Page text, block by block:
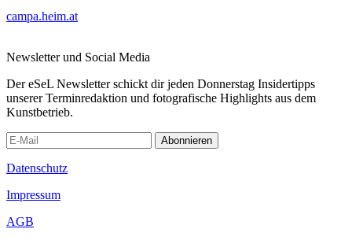
campa.heim.at
Newsletter und Social Media
Der eSeL Newsletter schickt dir jeden Donnerstag Insidertipps
unserer Terminredaktion und fotografische Highlights aus dem
Kunstbetrieb.
Abonnieren
Datenschutz
Impressum
AGB